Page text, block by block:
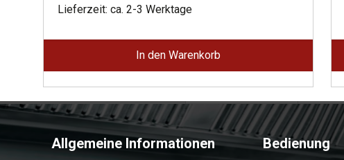
war:
ist:
Lieferzeit: ca. 2-3 Werktage
In den Warenkorb
Allgemeine Informationen Bedienung